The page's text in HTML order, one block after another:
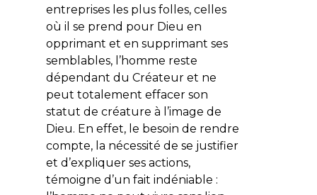
entreprises les plus folles, celles
où il se prend pour Dieu en
opprimant et en supprimant ses
semblables, l’homme reste
dépendant du Créateur et ne
peut totalement effacer son
statut de créature à l’image de
Dieu. En effet, le besoin de rendre
compte, la nécessité de se justifier
et d’expliquer ses actions,
témoigne d’un fait indéniable :